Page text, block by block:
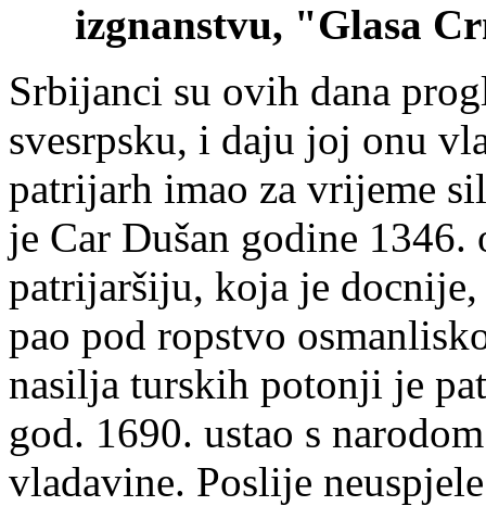
izgnanstvu, "Glasa
Srbijanci su ovih dana
svesrpsku, i daju joj onu
patrijarh imao za vrijeme
je Car Dušan godine 1346.
patrijaršiju, koja je
pao pod ropstvo
nasilja turskih potonji je
god. 1690. ustao s
vladavine. Poslije